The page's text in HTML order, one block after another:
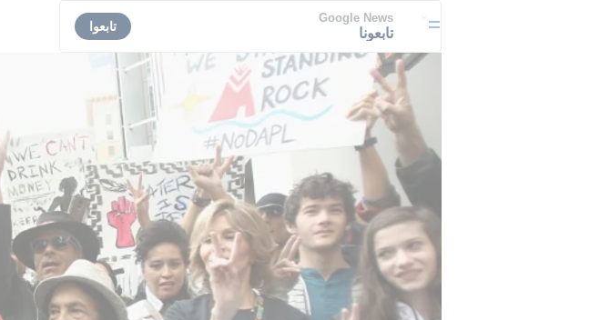
Google News
تابعونا تابعوا